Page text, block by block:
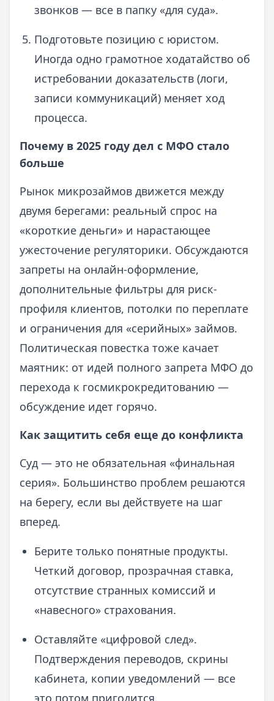
звонков — все в папку «для суда».
Подготовьте позицию с юристом.
Иногда одно грамотное ходатайство об
истребовании доказательств (логи,
записи коммуникаций) меняет ход
процесса.
Почему в 2025 году дел с МФО стало
больше
Рынок микрозаймов движется между
двумя берегами: реальный спрос на
«короткие деньги» и нарастающее
ужесточение регуляторики. Обсуждаются
запреты на онлайн-оформление,
дополнительные фильтры для риск-
профиля клиентов, потолки по переплате
и ограничения для «серийных» займов.
Политическая повестка тоже качает
маятник: от идей полного запрета МФО до
перехода к госмикрокредитованию —
обсуждение идет горячо.
Как защитить себя еще до конфликта
Суд — это не обязательная «финальная
серия». Большинство проблем решаются
на берегу, если вы действуете на шаг
вперед.
Берите только понятные продукты.
Четкий договор, прозрачная ставка,
отсутствие странных комиссий и
«навесного» страхования.
Оставляйте «цифровой след».
Подтверждения переводов, скрины
кабинета, копии уведомлений — все
это потом пригодится.